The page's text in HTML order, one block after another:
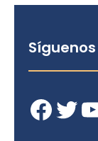
Síguenos
Facebook Twitter YouTube